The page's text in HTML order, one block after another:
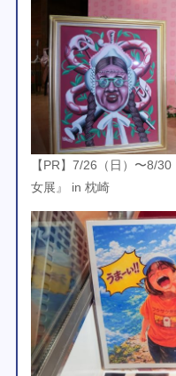
【PR】7/26（日）〜8/
女展』 in 枕崎